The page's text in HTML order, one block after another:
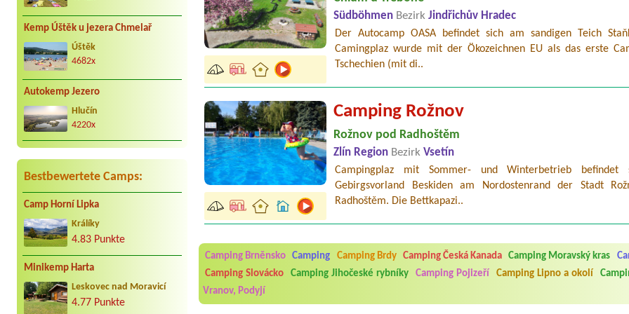
Kemp Úštěk u jezera Chmelař
Úštěk
4682x
Autokemp Jezero
Hlučín
4220x
Bestbewertete Camps:
Camp Horní Lipka
Králíky
4.83 Punkte
Minikemp Harta
Leskovec nad Moravicí
4.77 Punkte
Südböhmen Bezirk Jindřichův Hradec
Der Autocamp OASA befindet sich am sandigen Teich
Camingplaz wurde mit der Ökozeichnen EU als das erste
Tschechien (mit di..
Camping Rožnov
Rožnov pod Radhoštěm
Zlín Region Bezirk Vsetín
Campingplaz mit Sommer- und Winterbetrieb befindet
Gebirgsvorland Beskiden am Nordostenrand der Stadt
Radhoštěm. Die Bettkapazi..
Camping Brněnsko Camping Camping Brdy Camping Česká Kanada Camping Moravský kras
Camping Slovácko
Camping Jihočeské rybníky Camping Pojizeří Camping Lipno a okolí
Vranov, Podyjí
Aneta Melicharová***
utěrky, což při množství návštěvníků není samozřejmost. V kempu je obchod a restaurace, kebab a
velice zklamalo byl celodenní hluk z repráků u stanů a absolutní bezohlednost ostatních
jak na pouti- z každého koutu hrála jiná hudba.Kemp pěkný, ale takový rámus jsme ještě nezažili...
Jana*****
Chtěli jsme být týden,byli jsme dva. Na začátku prázdnin. Přijeli jsme karavanem. Klid pohoda